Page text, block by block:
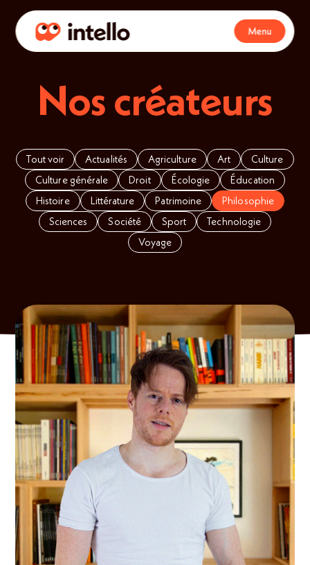
Menu
Nos créateurs
Tout voir Actualités Agriculture Art
Culture
Culture générale
Droit Écologie
Éducation
Histoire
Littérature Patrimoine
Philosophie
Sciences
Société Sport
Technologie
Voyage